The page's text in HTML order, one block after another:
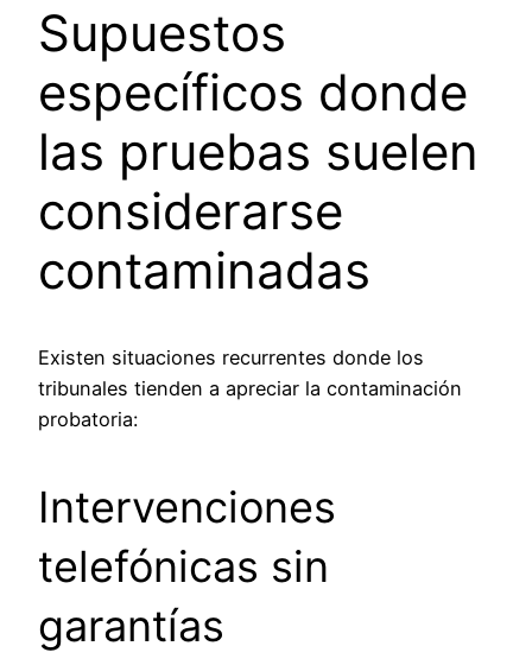
Supuestos
específicos donde
las pruebas suelen
considerarse
contaminadas
Existen situaciones recurrentes donde los
tribunales tienden a apreciar la contaminación
probatoria:
Intervenciones
telefónicas sin
garantías